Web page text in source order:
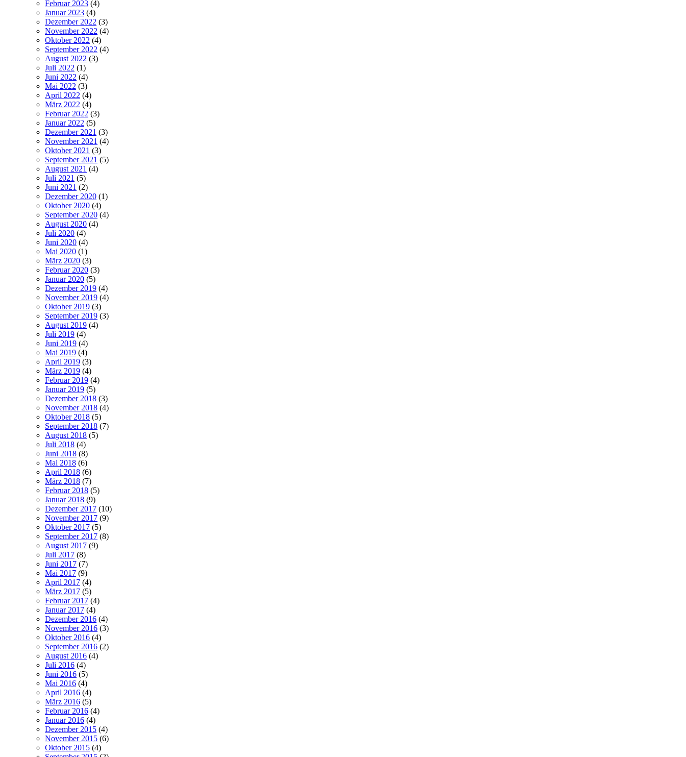
Februar 2023 (4)
Januar 2023 (4)
Dezember 2022 (3)
November 2022 (4)
Oktober 2022 (4)
September 2022 (4)
August 2022 (3)
Juli 2022 (1)
Juni 2022 (4)
Mai 2022 (3)
April 2022 (4)
März 2022 (4)
Februar 2022 (3)
Januar 2022 (5)
Dezember 2021 (3)
November 2021 (4)
Oktober 2021 (3)
September 2021 (5)
August 2021 (4)
Juli 2021 (5)
Juni 2021 (2)
Dezember 2020 (1)
Oktober 2020 (4)
September 2020 (4)
August 2020 (4)
Juli 2020 (4)
Juni 2020 (4)
Mai 2020 (1)
März 2020 (3)
Februar 2020 (3)
Januar 2020 (5)
Dezember 2019 (4)
November 2019 (4)
Oktober 2019 (3)
September 2019 (3)
August 2019 (4)
Juli 2019 (4)
Juni 2019 (4)
Mai 2019 (4)
April 2019 (3)
März 2019 (4)
Februar 2019 (4)
Januar 2019 (5)
Dezember 2018 (3)
November 2018 (4)
Oktober 2018 (5)
September 2018 (7)
August 2018 (5)
Juli 2018 (4)
Juni 2018 (8)
Mai 2018 (6)
April 2018 (6)
März 2018 (7)
Februar 2018 (5)
Januar 2018 (9)
Dezember 2017 (10)
November 2017 (9)
Oktober 2017 (5)
September 2017 (8)
August 2017 (9)
Juli 2017 (8)
Juni 2017 (7)
Mai 2017 (9)
April 2017 (4)
März 2017 (5)
Februar 2017 (4)
Januar 2017 (4)
Dezember 2016 (4)
November 2016 (3)
Oktober 2016 (4)
September 2016 (2)
August 2016 (4)
Juli 2016 (4)
Juni 2016 (5)
Mai 2016 (4)
April 2016 (4)
März 2016 (5)
Februar 2016 (4)
Januar 2016 (4)
Dezember 2015 (4)
November 2015 (6)
Oktober 2015 (4)